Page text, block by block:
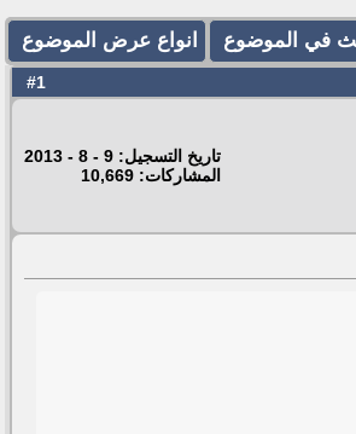
في الموضوع انواع عرض الموضوع
1
تاريخ التسجيل: 9 - 8 - 2013
المشاركات: 10,669